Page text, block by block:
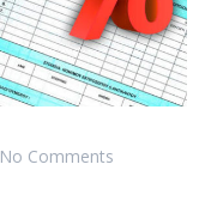
No Comments